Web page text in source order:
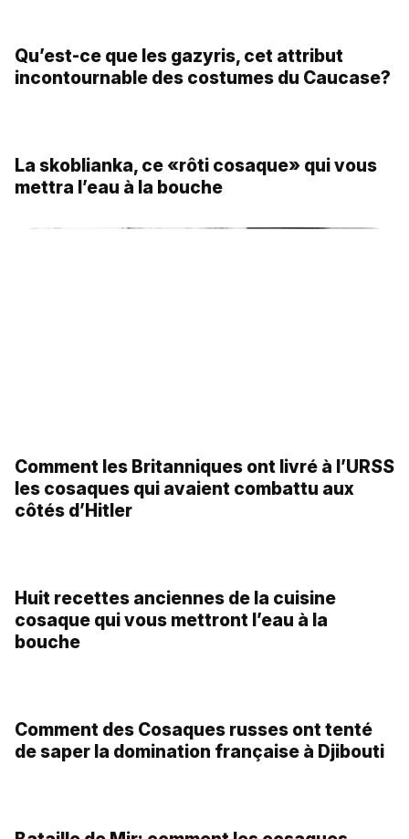
Que faisaient des cosaques dans la garde
personnelle de l’empereur chinois?
Combien de fois les Russes ont-ils capturé
Berlin?
Les Cosaques et leur empreinte profonde